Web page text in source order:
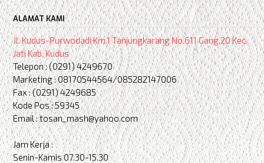
ALAMAT KAMI
Jl. Kudus-Purwodadi Km.1 Tanjungkarang No.611 Gang.20 Kec.
Jati Kab. Kudus
Telepon : (0291) 4249670
Marketing : 08170544564/085282147006
Fax : (0291) 4249685
Kode Pos : 59345
Email : tosan_mash@yahoo.com
Jam Kerja :
Senin-Kamis 07.30-15.30